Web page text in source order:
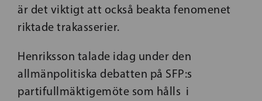
är det viktigt att också beakta fenomenet
riktade trakasserier.
Henriksson talade idag under den
allmänpolitiska debatten på SFP:s
partifullmäktigemöte som hålls i